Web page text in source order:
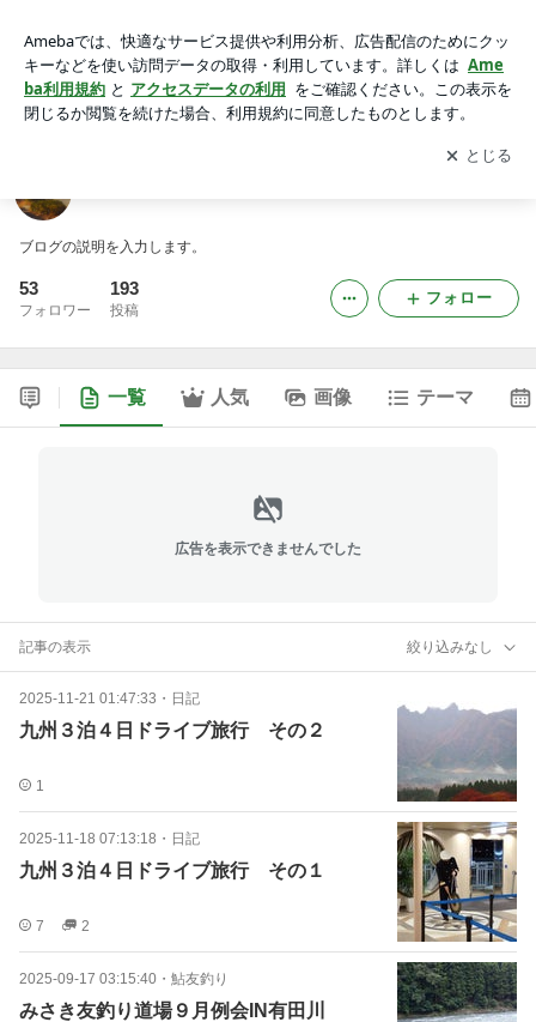
アプリをダウンロードして ブログの更新通知
を受け取りまし
ょう。
開く
ブログの説明を入力します。
53
フォロワー
193
投稿
フォロー
一覧 人気 画像 テーマ
広告を表示できませんでした
記事の表示 絞り込みなし
2025-11-21 01:47:33 ・ 日記
九州３泊４日ドライブ旅行 その２
1
2025-11-18 07:13:18 ・ 日記
九州３泊４日ドライブ旅行 その１
7 2
2025-09-17 03:15:40 ・ 鮎友釣り
みさき友釣り道場９月例会IN有田川